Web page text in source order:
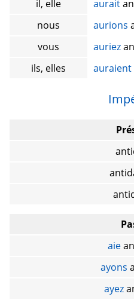
il, elle
aurait
nous
aurions
vous
auriez
ils, elles
auraient
aie
ayons
ayez